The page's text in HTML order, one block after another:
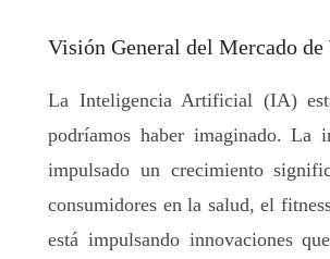
Visión General del Mercado de
La Inteligencia Artificial (IA)
podríamos haber imaginado. La
impulsado un crecimiento
consumidores en la salud, el
está impulsando innovaciones